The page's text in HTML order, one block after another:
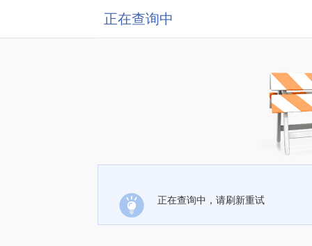
正在查询中
正在查询中，请刷新重试